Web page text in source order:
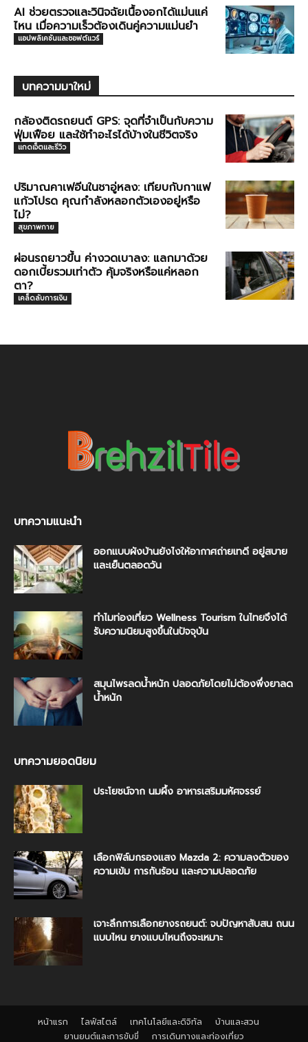
AI ช่วยตรวจและวินิจฉัยเนื้องอกได้แม่นแค่
ไหน เมื่อความเร็วต้องเดินคู่ความแม่นยำ
แอปพลิเคชันและซอฟต์แวร์
บทความมาใหม่
กล้องติดรถยนต์ GPS: จุดที่จำเป็นกับความ
ฟุ่มเฟือย และใช้ทำอะไรได้บ้างในชีวิตจริง
แกดเจ็ตและรีวิว
ปริมาณคาเฟอีนในชาอู่หลง: เทียบกับกาแฟ
แก้วโปรด คุณกำลังหลอกตัวเองอยู่หรือ
ไม่?
สุขภาพกาย
ผ่อนรถยาวขึ้น ค่างวดเบาลง: แลกมาด้วย
ดอกเบี้ยรวมเท่าตัว คุ้มจริงหรือแค่หลอก
ตา?
เคล็ดลับการเงิน
บทความแนะนำ
ออกแบบผังบ้านยังไงให้อากาศถ่ายเทดี อยู่สบาย
และเย็นตลอดวัน
ทำไมท่องเที่ยว Wellness Tourism ในไทยจึงได้
รับความนิยมสูงขึ้นในปัจจุบัน
สมุนไพรลดน้ำหนัก ปลอดภัยโดยไม่ต้องพึ่งยาลด
น้ำหนัก
บทความยอดนิยม
ประโยชน์จาก นมผึ้ง อาหารเสริมมหัศจรรย์
เลือกฟิล์มกรองแสง Mazda 2: ความลงตัวของ
ความเข้ม การกันร้อน และความปลอดภัย
เจาะลึกการเลือกยางรถยนต์: จบปัญหาสับสน ถนน
แบบไหน ยางแบบไหนถึงจะเหมาะ
หน้าแรก ไลฟ์สไตล์ เทคโนโลยีและดิจิทัล
บ้านและสวน
ยานยนต์และการขับขี่
การเดินทางและท่องเที่ยว